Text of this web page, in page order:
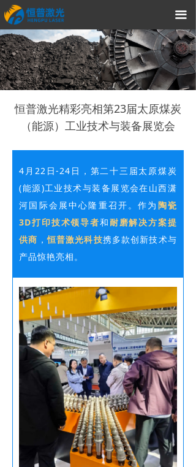
끀
恒普激光精彩亮相第23届太原煤炭
（能源）工业技术与装备展览会
（点击上方视频可立即观看）
4月22日-24日，第二十三届太原煤炭
(能源)工业技术与装备展览会在山西潇
河国际会展中心隆重召开。作为 陶瓷
3D打印技术领导者和耐磨解决方案提
供商 ，恒普激光科技携多款创新技术与
产品惊艳亮相。